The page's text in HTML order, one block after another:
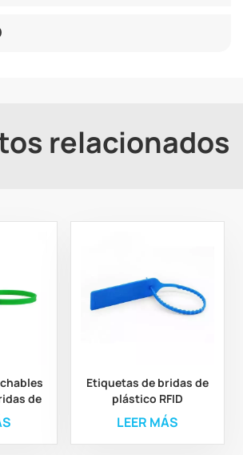
relacionados
de
a 960
Etiquetas de bridas de
plástico RFID
autoblocantes
personalizadas de alta
seguridad de 13,56 MHz
LEER MÁS